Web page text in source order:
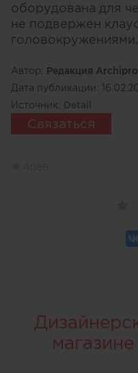
оборудована для
не подвержен
головокружениями.
Автор: Редакция
Дата публикации:
Источник: Detail
Связаться